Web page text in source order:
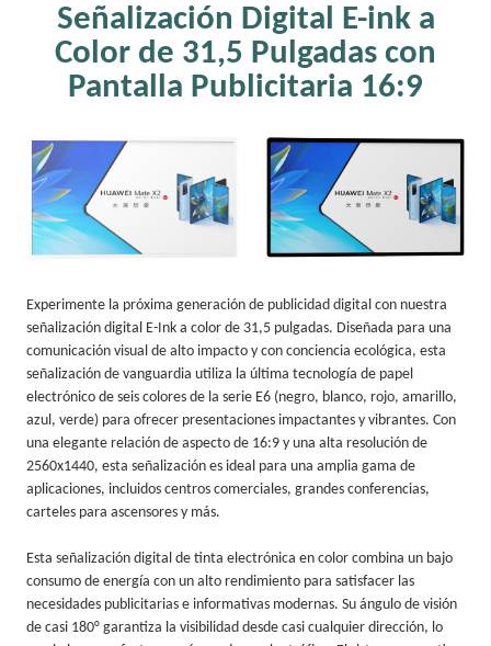
Señalización Digital E-ink a
Color de 31,5 Pulgadas con
Pantalla Publicitaria 16:9
Experimente la próxima generación de publicidad digital con nuestra
señalización digital E-Ink a color de 31,5 pulgadas. Diseñada para una
comunicación visual de alto impacto y con conciencia ecológica, esta
señalización de vanguardia utiliza la última tecnología de papel
electrónico de seis colores de la serie E6 (negro, blanco, rojo, amarillo,
azul, verde) para ofrecer presentaciones impactantes y vibrantes. Con
una elegante relación de aspecto de 16:9 y una alta resolución de
2560x1440, esta señalización es ideal para una amplia gama de
aplicaciones, incluidos centros comerciales, grandes conferencias,
carteles para ascensores y más.
Esta señalización digital de tinta electrónica en color combina un bajo
consumo de energía con un alto rendimiento para satisfacer las
necesidades publicitarias e informativas modernas. Su ángulo de visión
de casi 180° garantiza la visibilidad desde casi cualquier dirección, lo